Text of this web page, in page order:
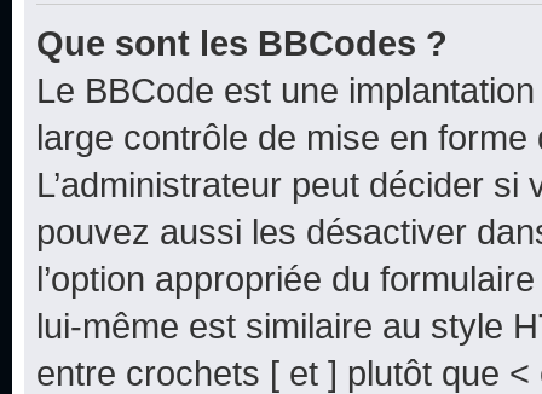
Que sont les BBCodes ?
Le BBCode est une
large contrôle de mise en forme
L’administrateur peut décider
pouvez aussi les désactiver
l’option appropriée du
lui-même est similaire au style
entre crochets [ et ] plutôt que